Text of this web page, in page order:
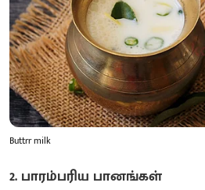
Buttrr milk
2. பாரம்பரிய பானங்கள்